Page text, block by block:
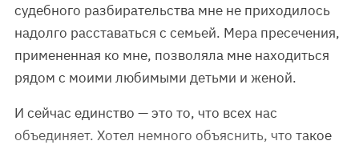
судебного разбирательства мне не приходилось
надолго расставаться с семьей. Мера пресечения,
примененная ко мне, позволяла мне находиться
рядом с моими любимыми детьми и женой.
И сейчас единство — это то, что всех нас
объединяет. Хотел немного объяснить, что такое